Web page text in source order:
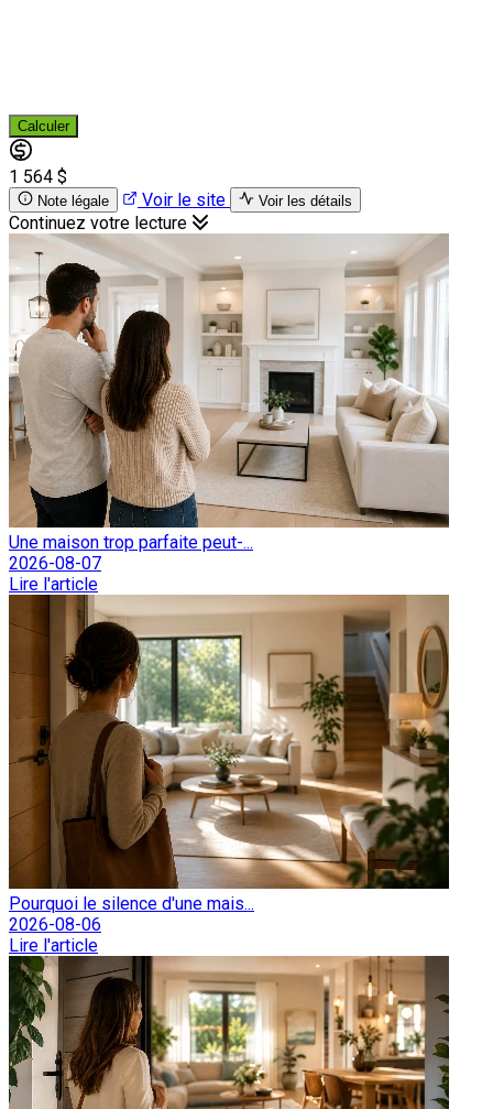
Calculer
1 564 $
Note légale Voir le site Voir les détails
Continuez votre lecture
Une maison trop parfaite peut-...
2026-08-07
Lire l'article
Pourquoi le silence d'une mais...
2026-08-06
Lire l'article